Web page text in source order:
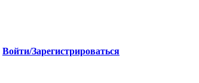
Войти/Зарегистрироваться